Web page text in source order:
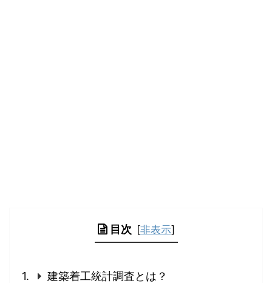
目次 [非表示]
建築着工統計調査とは？